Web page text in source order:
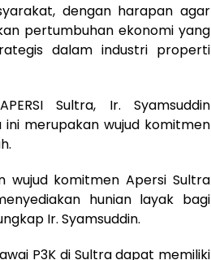
dengan harapan agar
pertumbuhan ekonomi yang
dalam industri properti
Sultra, Ir. Syamsuddin
merupakan wujud komitmen
wujud komitmen Apersi Sultra
hunian layak bagi
Ir. Syamsuddin.
P3K di Sultra dapat memiliki